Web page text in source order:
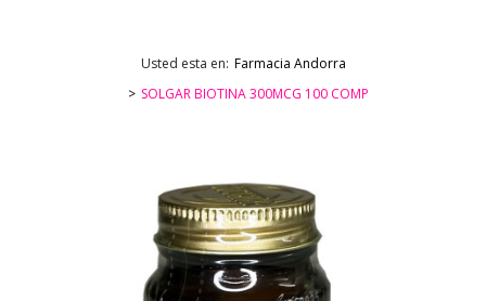
Usted esta en: Farmacia Andorra
SOLGAR BIOTINA 300MCG 100 COMP